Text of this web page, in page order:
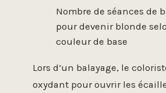
Nombre de séances de
pour devenir blonde
couleur de base
Lors d’un balayage, le
oxydant pour ouvrir les